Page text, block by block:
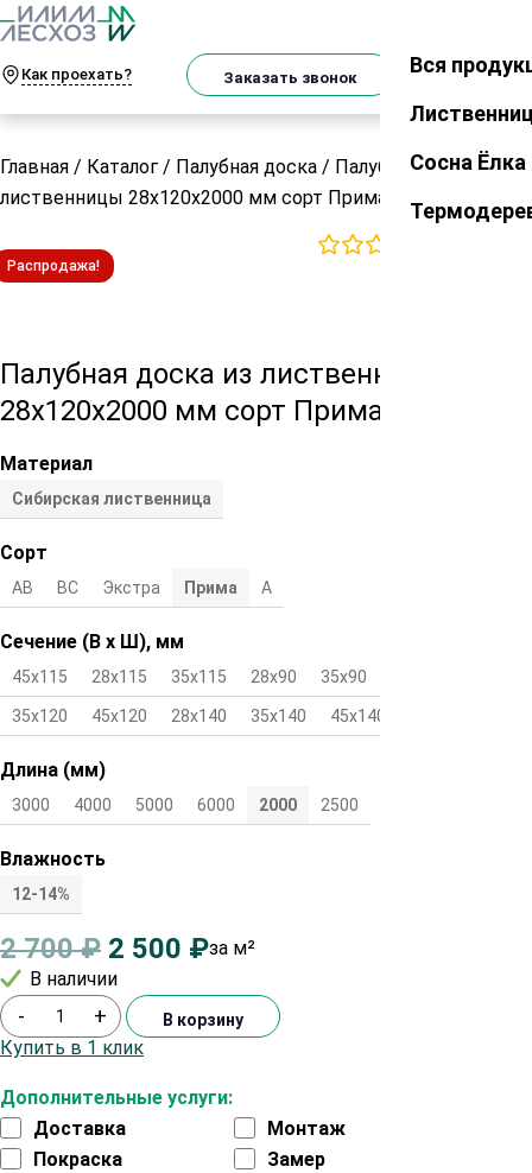
Как проехать? Заказать звонок Закрыть
Вся
Сосна Ёлка
Главная / Каталог / Палубная доска / Палубная доска из
лиственницы 28х120х2000 мм сорт Прима
Распродажа!
Палубная доска из лиственницы
28х120х2000 мм сорт Прима
Материал
Сибирская лиственница
Сорт
АВ ВС Экстра Прима А
Сечение (В х Ш), мм
45х115 28х115 35х115 28х90 35х90
35х120 45х120 28х140 35х140 45х140
Длина (мм)
3000 4000 5000 6000 2000 2500
Влажность
12-14%
2 700₽ 2 500 ₽за м²
В наличии
Дополнительные услуги:
Доставка
Монтаж
Покраска
Замер
- + В корзину
Купить в 1 клик